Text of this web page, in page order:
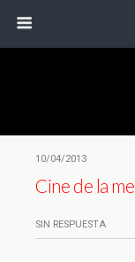
10/04/2013
Cine de la
SIN RESPUESTA